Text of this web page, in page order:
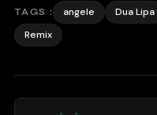
TAGS : angele Dua Lipa
Remix